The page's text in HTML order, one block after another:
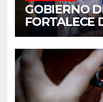
GOBIERNO
FORTALECE
MUJERES
CULIACÁN